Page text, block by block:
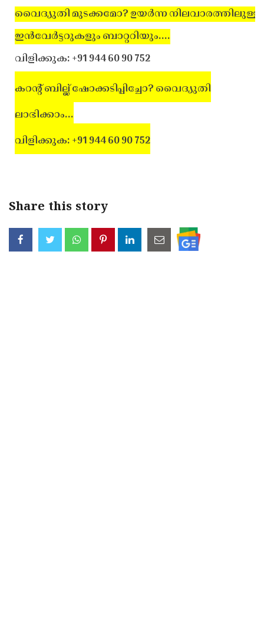
വൈദ്യുതി മുടക്കമോ? ഉയര്‍ന്ന നിലവാരത്തിലുള്ള
ഇന്‍വേര്‍ട്ടറുകളും ബാറ്ററിയും....
വിളിക്കുക: +91 944 60 90 752
കറന്റ് ബില്ല് ഷോക്കടിപ്പിച്ചോ? വൈദ്യുതി
ലാഭിക്കാം...
വിളിക്കുക: +91 944 60 90 752
Share this story